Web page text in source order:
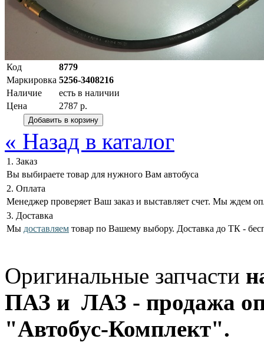
Код
8779
Маркировка 5256-3408216
Наличие
есть в наличии
Цена
2787 р.
« Назад в каталог
1. Заказ
Вы выбираете товар для нужного Вам автобуса
2. Оплата
Менеджер проверяет Ваш заказ и выставляет счет. Мы ждем
3. Доставка
Мы доставляем товар по Вашему выбору. Доставка до ТК -
Оригинальные запчасти
ПАЗ и ЛАЗ - продажа
"Автобус-Комплект".